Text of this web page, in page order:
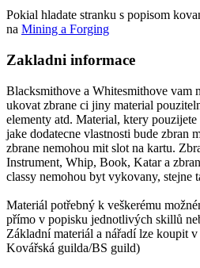
Pokial hladate stranku s popisom
na Mining a Forging
Zakladni informace
Blacksmithove a Whitesmithove vam
ukovat zbrane ci jiny material
elementy atd. Material, ktery
jake dodatecne vlastnosti bude zbran
zbrane nemohou mit slot na kartu.
Instrument, Whip, Book, Katar a
classy nemohou byt vykovany, stejne
Materiál potřebný k veškerému
přímo v popisku jednotlivých skillů
Základní materiál a nářadí lze koupit
Kovářská guilda/BS guild)